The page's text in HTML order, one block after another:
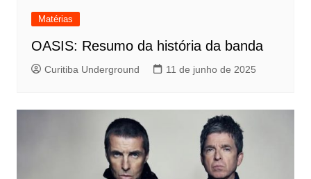
Matérias
OASIS: Resumo da história da banda
Curitiba Underground 11 de junho de 2025